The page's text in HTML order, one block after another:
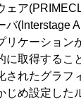
ェア
バ(Interstage
ケーション
取得するこ
されたグラフ
め設定した